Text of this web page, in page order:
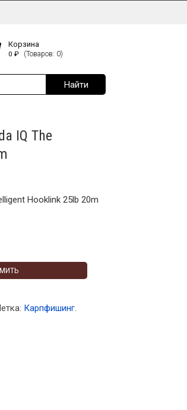
Корзина
0 ₽ (Товаров: 0)
IQ The
Hooklink 25lb 20m
Карпфишинг.